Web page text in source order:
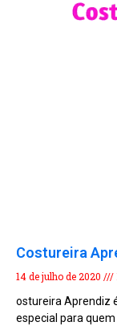
Costureira
14 de julho de 2020
ostureira Aprendiz
especial para